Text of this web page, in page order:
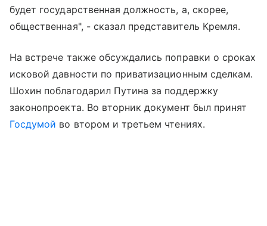
будет государственная должность, а, скорее,
общественная", - сказал представитель Кремля.
На встрече также обсуждались поправки о сроках
исковой давности по приватизационным сделкам.
Шохин поблагодарил Путина за поддержку
законопроекта. Во вторник документ был принят
Госдумой во втором и третьем чтениях.